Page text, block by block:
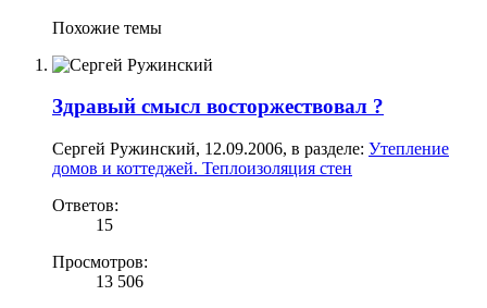
Похожие темы
Здравый смысл восторжествовал ?
Сергей Ружинский, 12.09.2006, в разделе: Утепление
домов и коттеджей. Теплоизоляция стен
Ответов:
15
Просмотров:
13 506